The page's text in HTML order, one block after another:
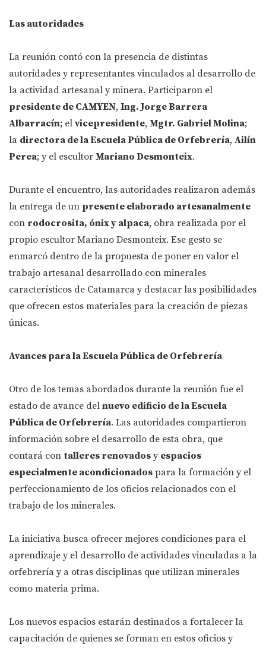
Las autoridades
La reunión contó con la presencia de distintas
autoridades y representantes vinculados al desarrollo de
la actividad artesanal y minera. Participaron el
presidente de CAMYEN, Ing. Jorge Barrera
Albarracín; el vicepresidente, Mgtr. Gabriel Molina;
la directora de la Escuela Pública de Orfebrería, Ailín
Perea; y el escultor Mariano Desmonteix.
Durante el encuentro, las autoridades realizaron además
la entrega de un presente elaborado artesanalmente
con rodocrosita, ónix y alpaca, obra realizada por el
propio escultor Mariano Desmonteix. Ese gesto se
enmarcó dentro de la propuesta de poner en valor el
trabajo artesanal desarrollado con minerales
característicos de Catamarca y destacar las posibilidades
que ofrecen estos materiales para la creación de piezas
únicas.
Avances para la Escuela Pública de Orfebrería
Otro de los temas abordados durante la reunión fue el
estado de avance del nuevo edificio de la Escuela
Pública de Orfebrería. Las autoridades compartieron
información sobre el desarrollo de esta obra, que
contará con talleres renovados y espacios
especialmente acondicionados para la formación y el
perfeccionamiento de los oficios relacionados con el
trabajo de los minerales.
La iniciativa busca ofrecer mejores condiciones para el
aprendizaje y el desarrollo de actividades vinculadas a la
orfebrería y a otras disciplinas que utilizan minerales
como materia prima.
Los nuevos espacios estarán destinados a fortalecer la
capacitación de quienes se forman en estos oficios y